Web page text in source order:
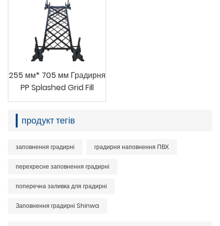
255 мм* 705 мм Градирня
PP Splashed Grid Fill
продукт тегів
заповнення градирні градирня наповнення ПВХ
перехресне заповнення градирні
поперечна заливка для градирні
Заповнення градирні Shinwa